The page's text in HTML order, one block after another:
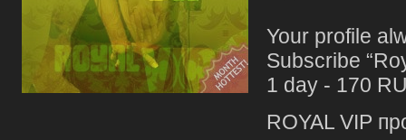
Your profile
Subscribe
1 day - 170
ROYAL VIP